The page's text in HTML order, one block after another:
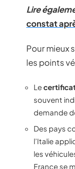
Lire
constat
Pour mieux
les points
Le
souvent
demande
Des pays
l’Italie
les
France se